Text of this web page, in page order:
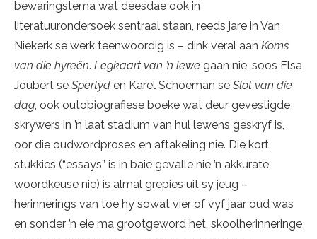
bewaringstema wat deesdae ook in
literatuurondersoek sentraal staan, reeds jare in Van
Niekerk se werk teenwoordig is – dink veral aan Koms
van die hyreën. Legkaart van ’n lewe gaan nie, soos Elsa
Joubert se Spertyd en Karel Schoeman se Slot van die
dag, ook outobiografiese boeke wat deur gevestigde
skrywers in ’n laat stadium van hul lewens geskryf is,
oor die oudwordproses en aftakeling nie. Die kort
stukkies (“essays” is in baie gevalle nie ’n akkurate
woordkeuse nie) is almal grepies uit sy jeug –
herinnerings van toe hy sowat vier of vyf jaar oud was
en sonder ’n eie ma grootgeword het, skoolherinneringe